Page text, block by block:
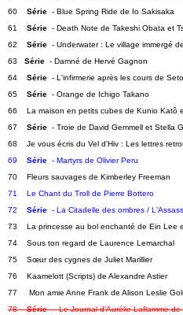
60 Série - Blue Spring Ride de Io Sakisaka
61 Série - Death Note de Takeshi Obata et
62 Série - Underwater : Le village immergé
63 Série - Damné de Hervé Gagnon
64 Série - L'infirmerie après les cours de
65 Série - Orange de Ichigo Takano
66    La maison en petits cubes de Kunio Katô
67 Série - Troie de David Gemmell et Stella
68    Je vous écris du Vel d'Hiv : Les lettres
69 Série - Martyrs de Olivier Peru
70    Fleurs sauvages de Kimberley Freeman
71    Le Chant du Troll de Pierre Bottero
72 Série - La Citadelle des ombres /
73    La princesse au bol enchanté de Ein
74    Sous ton regard de Laurence Lemarchal
75    Sœur des cygnes de Juliet Marillier
76    Kaamelott (Scripts) de Alexandre Astier
77     Mon amie Anne Frank de Alison Leslie
78 Série -  Le Journal d'Aurélie Laflamme de